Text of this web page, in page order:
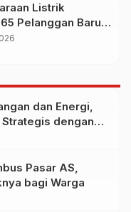
Listrik
Pelanggan Baru
Charging
dan Energi,
Strategis dengan
Perikanan
Pasar AS,
bagi Warga